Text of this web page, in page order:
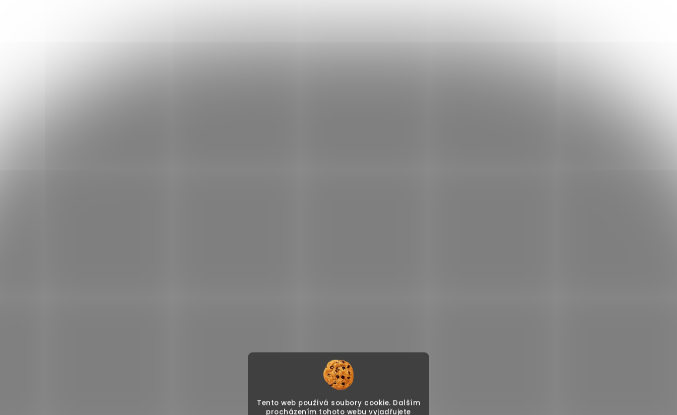
Tento web používá soubory cookie. Dalším
procházením tohoto webu vyjadřujete